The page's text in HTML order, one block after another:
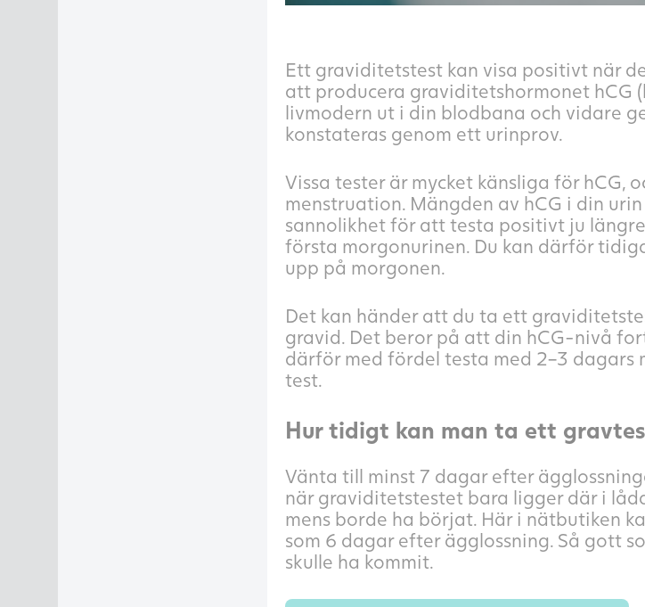
Ett graviditetstest kan visa positivt när
att producera graviditetshormonet hCG
livmodern ut i din blodbana och vidare
konstateras genom ett urinprov.
Vissa tester är mycket känsliga för hCG,
menstruation. Mängden av hCG i din
sannolikhet för att testa positivt ju
första morgonurinen. Du kan därför
upp på morgonen.
Det kan händer att du ta ett
gravid. Det beror på att din hCG-nivå
därför med fördel testa med 2–3
test.
Hur tidigt kan man ta ett
Vänta till minst 7 dagar efter
när graviditetstestet bara ligger där i
mens borde ha börjat. Här i nätbutiken
som 6 dagar efter ägglossning. Så gott
skulle ha kommit.